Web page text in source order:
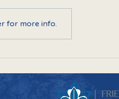
for more info.